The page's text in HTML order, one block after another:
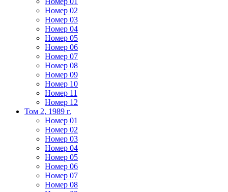
Номер 02
Номер 03
Номер 04
Номер 05
Номер 06
Номер 07
Номер 08
Номер 09
Номер 10
Номер 11
Номер 12
Том 2, 1989 г.
Номер 01
Номер 02
Номер 03
Номер 04
Номер 05
Номер 06
Номер 07
Номер 08